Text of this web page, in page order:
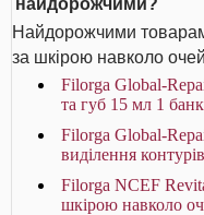
найдорожчими?
Найдорожчими
за шкірою навколо
Filorga Global-
та губ 15 мл 1
Filorga Global-
виділення
Filorga NCEF
шкірою навколо